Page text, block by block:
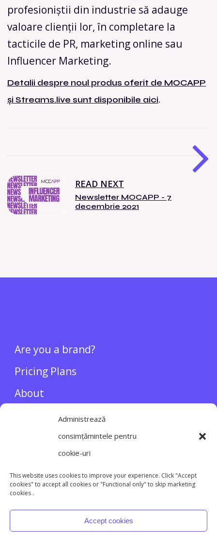
Administrează
consimțămintele pentru
cookie-uri
This website uses cookies to improve your experience. Click "Accept
cookies" to accept all cookies or "Functional only" to skip marketing
cookies .
Accept cookies
profesioniștii din industrie să adauge
valoare clienții lor, în completare la
tacticile de PR, marketing online sau
Influencer Marketing.
Detalii despre noul produs oferit de MOCAPP
și Streams.live sunt disponibile aici.
READ NEXT
Newsletter MOCAPP - 7
decembrie 2021
Are you a brand?
Pricing Plans
About
INFLUENCERS
Login/Register
Terms and conditions Privacy policy